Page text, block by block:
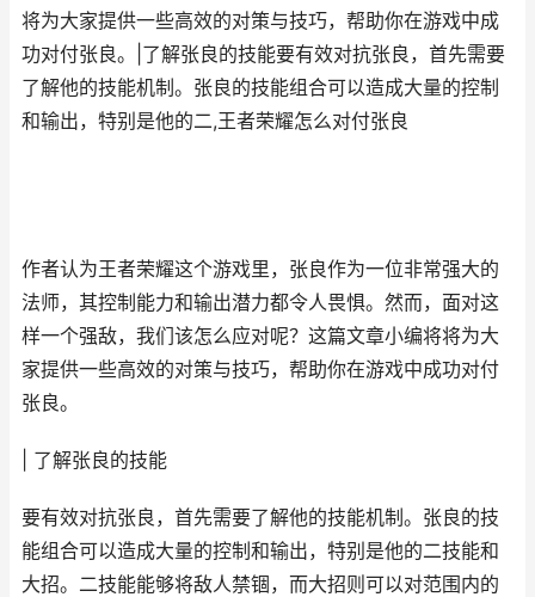
将为大家提供一些高效的对策与技巧，帮助你在游戏中成
功对付张良。|了解张良的技能要有效对抗张良，首先需要
了解他的技能机制。张良的技能组合可以造成大量的控制
和输出，特别是他的二,王者荣耀怎么对付张良
作者认为王者荣耀这个游戏里，张良作为一位非常强大的
法师，其控制能力和输出潜力都令人畏惧。然而，面对这
样一个强敌，我们该怎么应对呢？这篇文章小编将将为大
家提供一些高效的对策与技巧，帮助你在游戏中成功对付
张良。
| 了解张良的技能
要有效对抗张良，首先需要了解他的技能机制。张良的技
能组合可以造成大量的控制和输出，特别是他的二技能和
大招。二技能能够将敌人禁锢，而大招则可以对范围内的